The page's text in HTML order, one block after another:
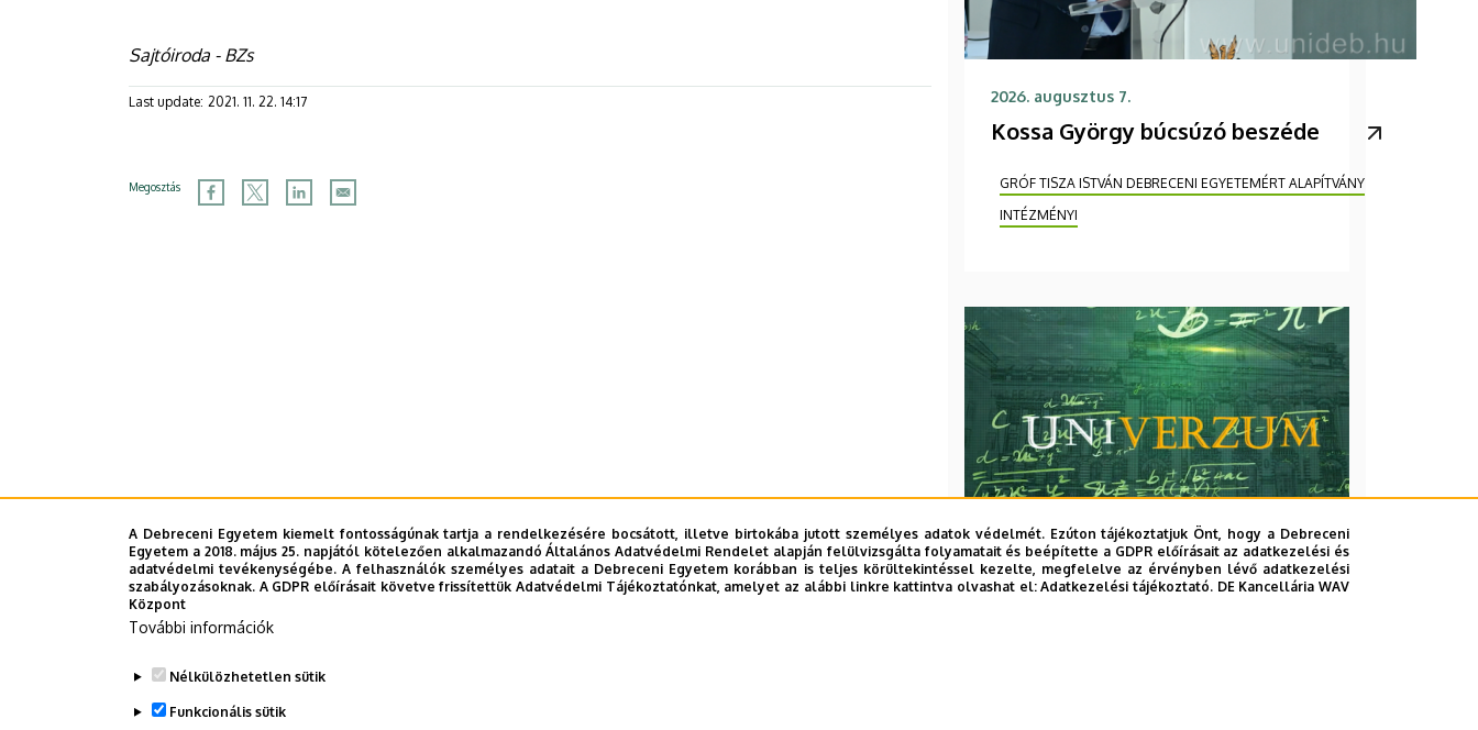
Sajtóiroda - BZs
Last update: 2021. 11. 22. 14:17
Megosztás
2026. augusztus 7.
Kossa György búcsúzó beszéde
GRÓF TISZA ISTVÁN DEBRECENI EGYETEMÉRT ALAPÍTVÁNY
INTÉZMÉNYI
A Debreceni Egyetem kiemelt fontosságúnak tartja a rendelkezésére bocsátott, illetve birtokába jutott személyes adatok védelmét. Ezúton tájékoztatjuk Önt, hogy a Debreceni
Egyetem a 2018. május 25. napjától kötelezően alkalmazandó Általános Adatvédelmi Rendelet alapján felülvizsgálta folyamatait és beépítette a GDPR előírásait az adatkezelési és
adatvédelmi tevékenységébe. A felhasználók személyes adatait a Debreceni Egyetem korábban is teljes körültekintéssel kezelte, megfelelve az érvényben lévő adatkezelési
szabályozásoknak. A GDPR előírásait követve frissítettük Adatvédelmi Tájékoztatónkat, amelyet az alábbi linkre kattintva olvashat el:Adatkezelési tájékoztató. DE Kancellária WAV
Központ
További információk
Nélkülözhetetlen sütik
Funkcionális sütik